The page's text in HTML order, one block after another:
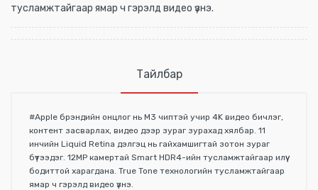
тусламжтайгаар ямар ч гэрэлд видео үзнэ.
Тайлбар
#Apple брэндийн онцлог нь M3 чиптэй учир 4K видео бичлэг,
контент засварлах, видео дээр зураг зурахад хялбар. 11
инчийн Liquid Retina дэлгэц нь гайхамшигтай зотон зураг
бүтээдэг. 12MP камертай Smart HDR4-ийн тусламжтайгаар илүү
бодиттой харагдана. True Tone технологийн тусламжтайгаар
ямар ч гэрэлд видео үзнэ.